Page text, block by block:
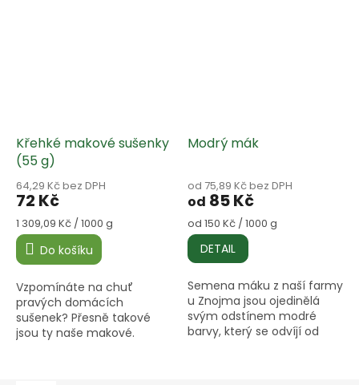
Křehké makové sušenky
(55 g)
64,29 Kč bez DPH
72 Kč
Měrná
cena:
1 309,09 Kč / 1000 g
Do košíku
Vzpomínáte na chuť
pravých domácích
sušenek? Přesně takové
jsou ty naše makové.
Modrý mák
od 75,89 Kč bez DPH
od 85 Kč
Měrná
cena:
od 150 Kč / 1000 g
DETAIL
Semena máku z naší farmy
u Znojma jsou ojedinělá
svým odstínem modré
barvy, který se odvíjí od